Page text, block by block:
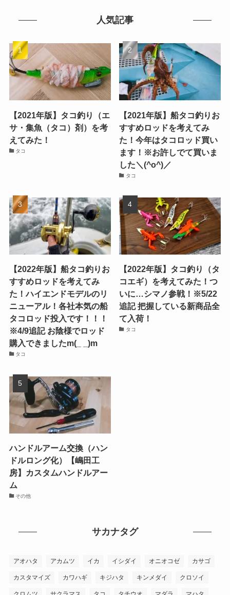
人気記事
【2021年版】タコ釣り（エ
サ・集魚（タコ）剤）を考
えてみた！
タコ
【2021年版】船タコ釣りお
すすめロッドを考えてみ
た！今年はタコロッド買い
ます！※お許しでて買いま
した＼(^o^)／
タコ
【2022年版】船タコ釣りお
すすめロッドを考えてみ
た！ハイエンドモデルのリ
ニューアル！各社本気の船
タコロッド投入です！！！
※4/9追記 お陰様でロッド
購入できましたm(_ _)m
タコ
【2022年版】タコ釣り（タ
コエギ）を考えてみた！つ
いに…シマノ参戦！※5/22
追記 把握している新商品全
て入荷！
タコ
ハンドルアーム交換（ハン
ドルロング化）【嶋田工
房】カスタムハンドルアー
ム
その他
サカナタグ
アオハタ アカムツ イカ イシダイ オニオコゼ カサゴ
カスタマイズ カワハギ キジハタ キンメダイ クロソイ